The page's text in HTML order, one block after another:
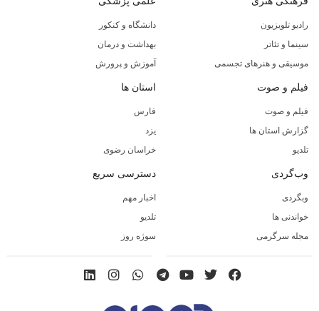
رادیو تلویزیون
سینما و تئاتر
موسیقی و هنرهای تجسمی
دانشگاه و کنکور
بهداشت و درمان
آموزش و پرورش
فیلم و صوت
فیلم و صوت
گزارش استان ها
تلدیو
استان ها
فارس
یزد
خراسان رضوی
وب‌گردی
وبگردی
خواندنی ها
مجله سرگرمی
دسترسی سریع
اخبار مهم
تلدیو
سوژه روز